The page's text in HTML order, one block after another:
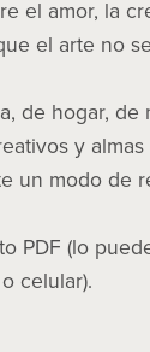
el amor, la
el arte no
de hogar, de
y
un modo de
PDF (lo
celular).